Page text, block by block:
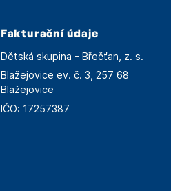
Fakturační údaje
Dětská skupina - Břečťan, z. s.
Blažejovice ev. č. 3, 257 68
Blažejovice
IČO: 17257387